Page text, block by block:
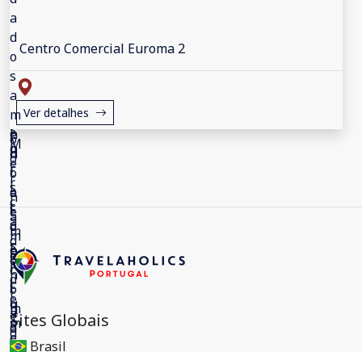
Centro Comercial Euroma 2
Ver detalhes
Sites Globais
Brasil